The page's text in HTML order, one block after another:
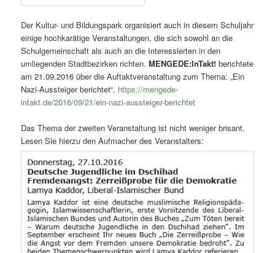
Der Kultur- und Bildungspark organisiert auch in diesem Schuljahr
einige hochkarätige Veranstaltungen, die sich sowohl an die
Schulgemeinschaft als auch an die Interessierten in den
umliegenden Stadtbezirken richten.MENGEDE:InTakt! berichtete
am 21.09.2016 über die Auftaktveranstaltung zum Thema: „Ein
Nazi-Aussteiger berichtet“. https://mengede-
intakt.de/2016/09/21/ein-nazi-aussteiger-berichtet
Das Thema der zweiten Veranstaltung ist nicht weniger brisant.
Lesen Sie hierzu den Aufmacher des Veranstalters: